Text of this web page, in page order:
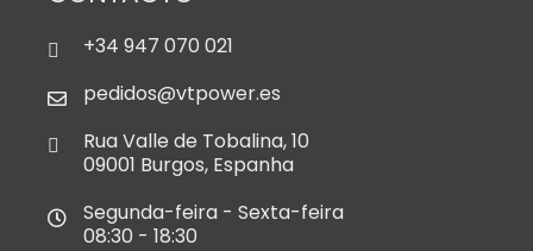
+34 947 070 021
pedidos@vtpower.es
Rua Valle de Tobalina, 10
09001 Burgos, Espanha
Segunda-feira - Sexta-feira
08:30 - 18:30